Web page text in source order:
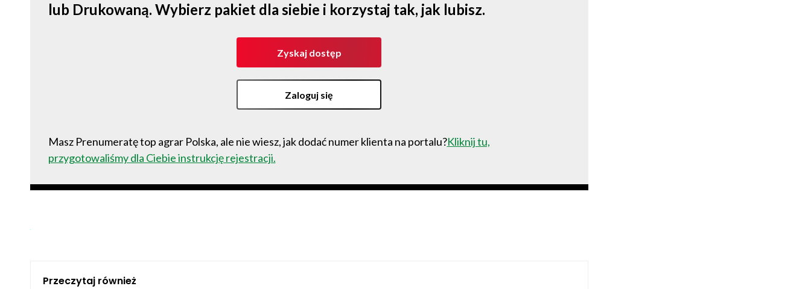
lub Drukowaną. Wybierz pakiet dla siebie i korzystaj tak, jak lubisz.
Zyskaj dostęp
Zaloguj się
Masz Prenumeratę top agrar Polska, ale nie wiesz, jak dodać numer klienta na portalu?Kliknij tu,
przygotowaliśmy dla Ciebie instrukcję rejestracji.
Przeczytaj również